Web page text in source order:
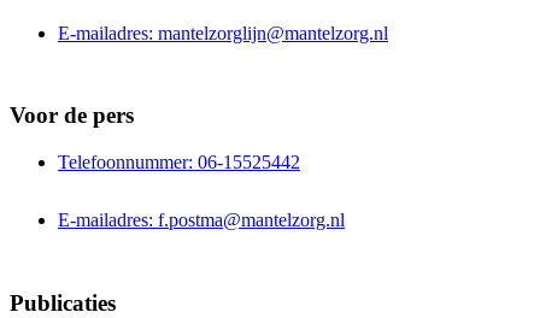
E-mailadres: mantelzorglijn@mantelzorg.nl
Voor de pers
Telefoonnummer: 06-15525442
E-mailadres: f.postma@mantelzorg.nl
Publicaties